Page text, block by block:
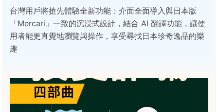
台灣用戶將搶先體驗全新功能：介面全面導入與日本版
「Mercari」一致的沉浸式設計，結合 AI 翻譯功能，讓使
用者能更直覺地瀏覽與操作，享受尋找日本珍奇逸品的樂
趣